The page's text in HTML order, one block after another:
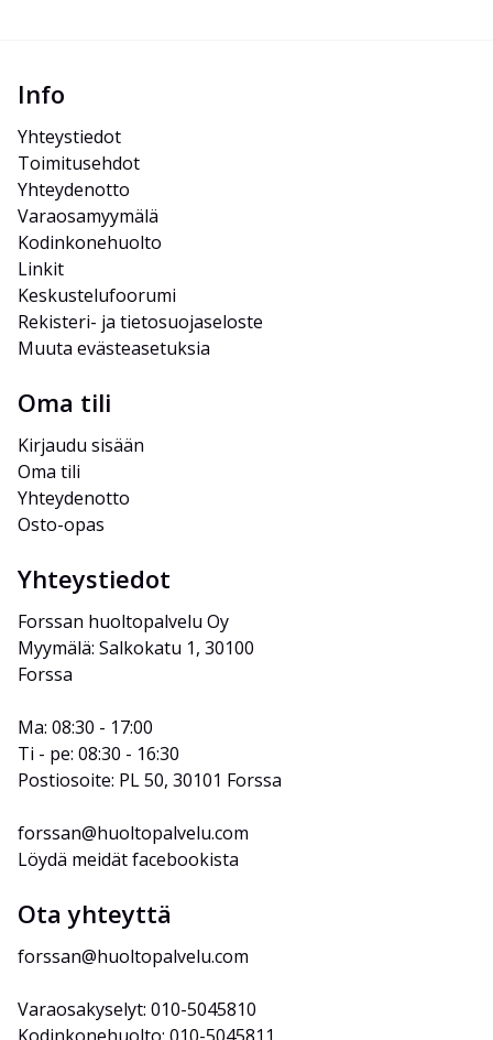
Info
Yhteystiedot
Toimitusehdot
Yhteydenotto
Varaosamyymälä
Kodinkonehuolto
Linkit
Keskustelufoorumi
Rekisteri- ja tietosuojaseloste
Muuta evästeasetuksia
Oma tili
Kirjaudu sisään
Oma tili
Yhteydenotto
Osto-opas
Yhteystiedot
Forssan huoltopalvelu Oy
Myymälä: Salkokatu 1, 30100
Forssa
Ma: 08:30 - 17:00
Ti - pe: 08:30 - 16:30
Postiosoite: PL 50, 30101 Forssa
forssan@huoltopalvelu.com
Löydä meidät facebookista
Ota yhteyttä
forssan@huoltopalvelu.com
Varaosakyselyt: 010-5045810